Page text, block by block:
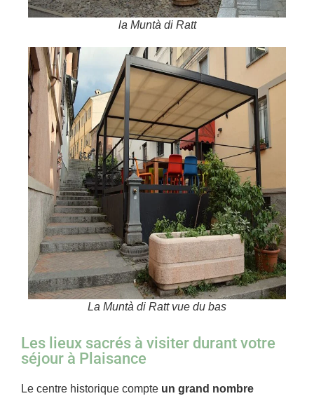
la Muntà di Ratt
La Muntà di Ratt vue du bas
Les lieux sacrés à visiter durant votre
séjour à Plaisance
Le centre historique compte un grand nombre